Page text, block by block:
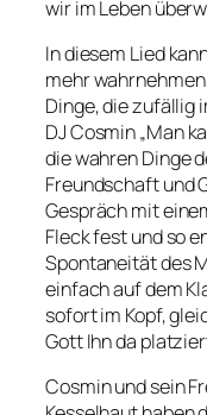
wir im Leben
In diesem Lied
mehr
Dinge, die zufällig
DJ Cosmin „Man
die wahren Dinge
Freundschaft und
Gespräch mit
Fleck fest und so
Spontaneität des
einfach auf dem
sofort im Kopf,
Gott Ihn da
Cosmin und sein